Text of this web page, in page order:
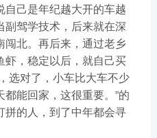
己是年纪越大开的车越
驾学技术，后来就在深
北。再后来，通过老乡
，稳定以后，就自己买
选对了，小车比大车不少
能回家，这很重要。”的
的人，到了中年都会寻